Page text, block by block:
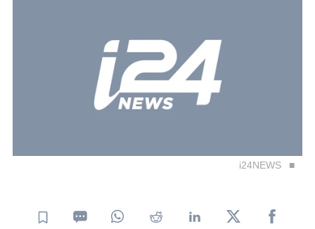
i24NEWS